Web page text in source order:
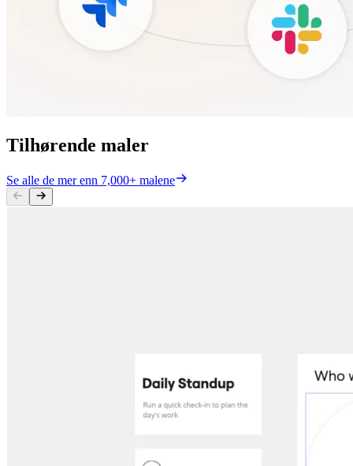
Tilhørende maler
Se alle de mer enn 7,000+ malene